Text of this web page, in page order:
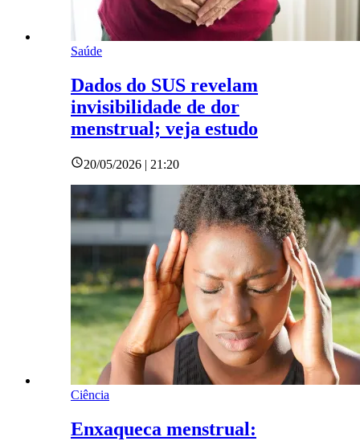
Saúde
Dados do SUS revelam
invisibilidade de dor
menstrual; veja estudo
20/05/2026 | 21:20
Ciência
Enxaqueca menstrual: